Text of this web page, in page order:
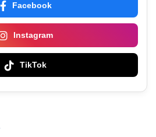
Facebook
Instagram
TikTok